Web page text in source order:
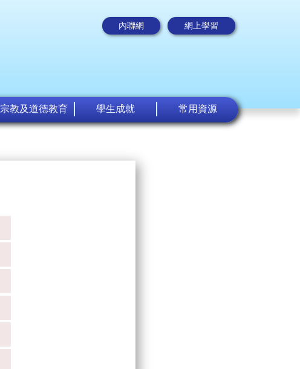
內聯網 網上學習
宗教及道德教育 學生成就 常用資源